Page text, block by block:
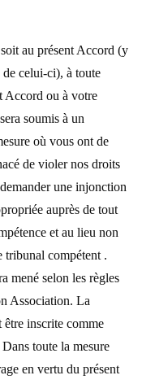
au présent Accord (y
celui-ci), à toute
Accord ou à votre
soumis à un
où vous ont de
de violer nos droits
une injonction
auprès de tout
et au lieu non
tribunal compétent .
mené selon les règles
Association. La
être inscrite comme
toute la mesure
en vertu du présent